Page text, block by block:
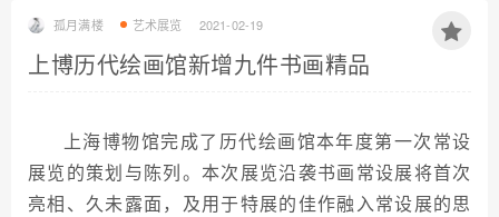
孤月满楼 艺术展览 2021-02-19
上博历代绘画馆新增九件书画精品
上海博物馆完成了历代绘画馆本年度第一次常设
展览的策划与陈列。本次展览沿袭书画常设展将首次
亮相、久未露面，及用于特展的佳作融入常设展的思